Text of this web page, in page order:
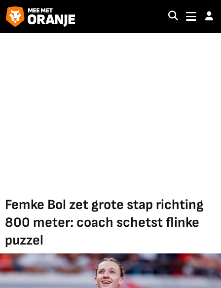
Femke Bol zet grote stap richting
800 meter: coach schetst flinke
puzzel